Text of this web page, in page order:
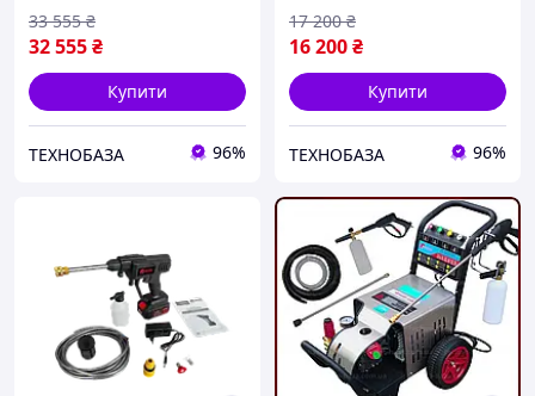
32 555₴
33 555 ₴
Купити
ТЕХНОБАЗА 96%
16 200₴
17 200 ₴
Купити
ТЕХНОБАЗА 96%